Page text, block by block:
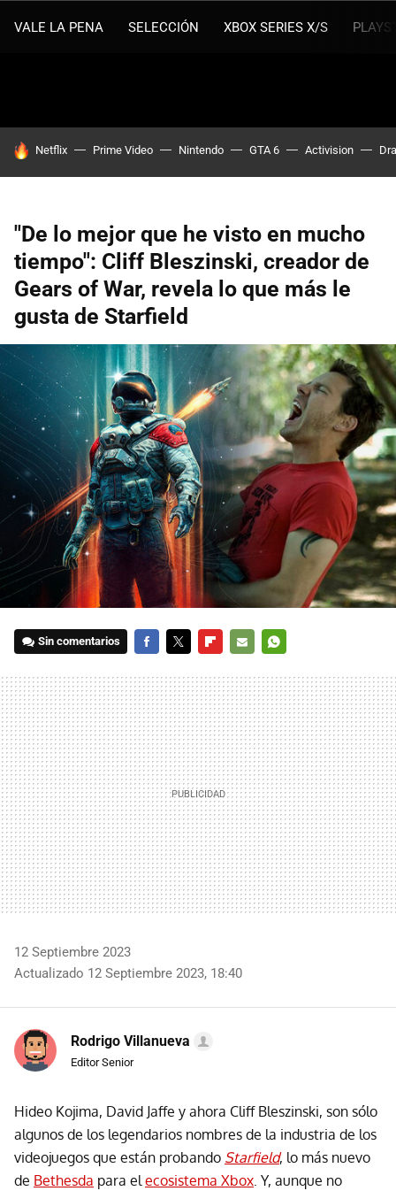
VALE LA PENA SELECCIÓN XBOX SERIES X/S
HOY SE HABLA DE
Netflix Prime Video Nintendo GTA 6 Activision
"De lo mejor que he visto en mucho
tiempo": Cliff Bleszinski, creador de
Gears of War, revela lo que más le
gusta de Starfield
Sin comentarios
MAIL
12 Septiembre 2023
Actualizado 12 Septiembre 2023, 18:40
Rodrigo Villanueva
Editor Senior
Hideo Kojima, David Jaffe y ahora Cliff Bleszinski, son sólo
algunos de los legendarios nombres de la industria de los
videojuegos que están probando Starfield, lo más nuevo
de Bethesda para elecosistema Xbox. Y, aunque no